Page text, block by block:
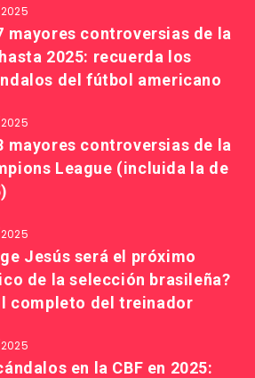
mayores controversias de la
2025: recuerda los
del fútbol americano
mayores controversias de la
League (incluida la de
Jesús será el próximo
de la selección brasileña?
completo del treinador
en la CBF en 2025: